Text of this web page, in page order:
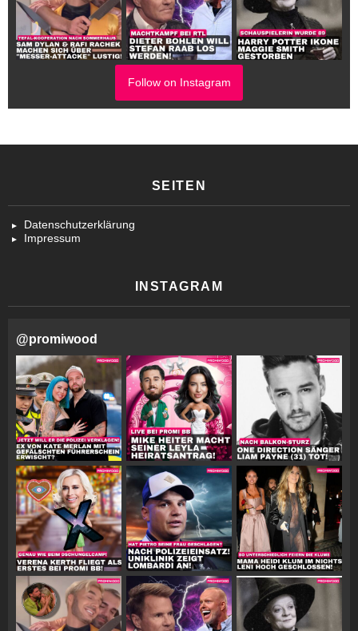
Follow on Instagram
SEITEN
Datenschutzerklärung
Impressum
INSTAGRAM
@promiwood